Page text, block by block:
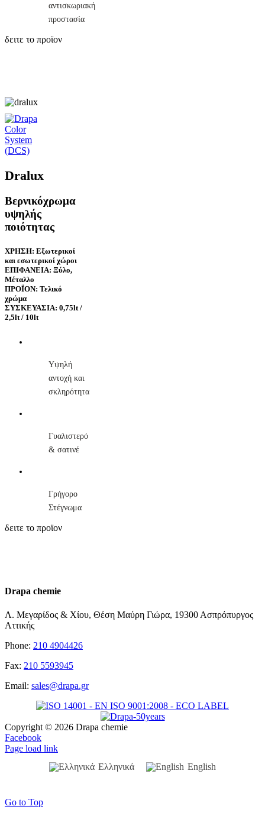
αντισκωριακή
προστασία
δειτε το προϊον
Dralux
Βερνικόχρωμα
υψηλής
ποιότητας
ΧΡΗΣΗ: Εξωτερικοί
και εσωτερικοί χώροι
ΕΠΙΦΑΝΕΙΑ: Ξύλο,
Μέταλλο
ΠΡΟΪΟΝ: Τελικό
χρώμα
ΣΥΣΚΕΥΑΣΙΑ: 0,75lt /
2,5lt / 10lt
Υψηλή
αντοχή και
σκληρότητα
Γυαλιστερό
& σατινέ
Γρήγορο
Στέγνωμα
δειτε το προϊον
Drapa chemie
Λ. Μεγαρίδος & Χίου, Θέση Μαύρη Γιώρα, 19300 Ασπρόπυργος
Αττικής
Phone: 210 4904426
Fax: 210 5593945
Email: sales@drapa.gr
Copyright © 2026 Drapa chemie
Facebook
Page load link
Ελληνικά
English
Go to Top